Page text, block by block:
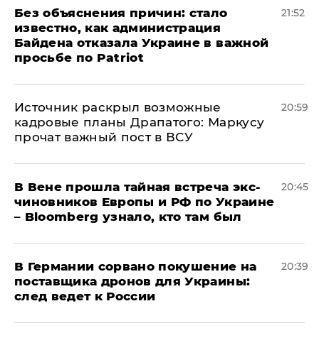
Без объяснения причин: стало
известно, как администрация
Байдена отказала Украине в важной
просьбе по Patriot
21:52
​Источник раскрыл возможные
кадровые планы Драпатого: Маркусу
прочат важный пост в ВСУ
20:59
В Вене прошла тайная встреча экс-
чиновников Европы и РФ по Украине
– Bloomberg узнало, кто там был
20:45
​В Германии сорвано покушение на
поставщика дронов для Украины:
след ведет к России
20:39